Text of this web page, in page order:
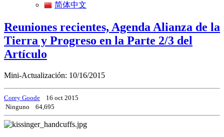
简体中文
Reuniones recientes, Agenda Alianza de la
Tierra y Progreso en la Parte 2/3 del
Artículo
Mini-Actualización: 10/16/2015
Corey Goode
16 oct 2015
Ninguno
64,695